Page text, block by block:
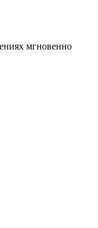
мгновенно